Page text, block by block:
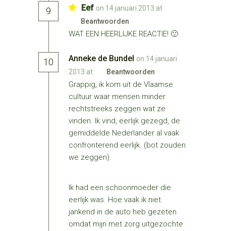
9 Eef on 14 januari 2013 at
Beantwoorden
WAT EEN HEERLIJKE REACTIE! 🙂
10 Anneke de Bundel on 14 januari
2013 at
Beantwoorden
Grappig, ik kom uit de Vlaamse
cultuur waar mensen minder
rechtstreeks zeggen wat ze
vinden. Ik vind, eerlijk gezegd, de
gemiddelde Nederlander al vaak
confronterend eerlijk. (bot zouden
we zeggen).
Ik had een schoonmoeder die
eerlijk was. Hoe vaak ik niet
jankend in de auto heb gezeten
omdat mijn met zorg uitgezochte